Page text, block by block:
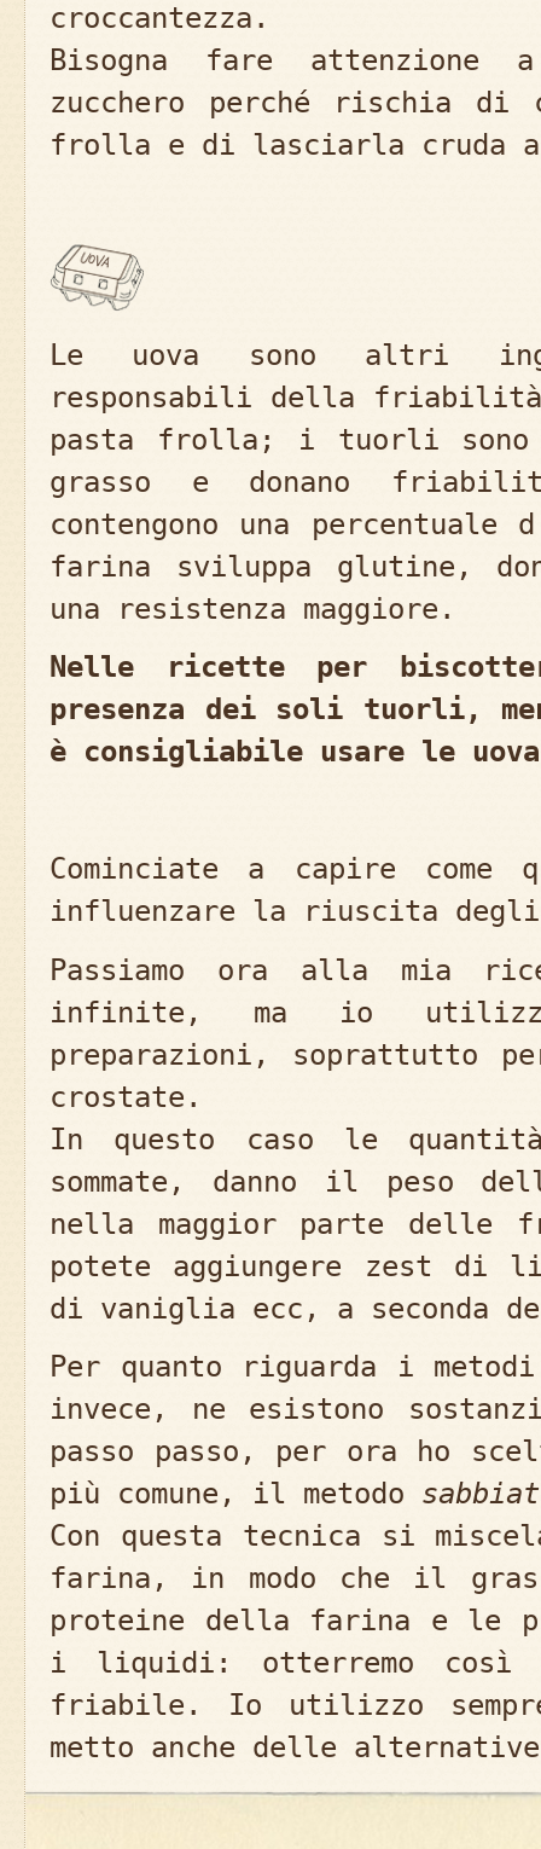
croccantezza.
Bisogna fare attenzione
zucchero perché rischia di
frolla e di lasciarla cruda
Le uova sono altri
responsabili della
pasta frolla; i tuorli sono
grasso e donano
contengono una percentuale
farina sviluppa glutine,
una resistenza maggiore.
Nelle ricette per
presenza dei soli tuorli,
è consigliabile usare le
Cominciate a capire come
influenzare la riuscita degli
Passiamo ora alla mia
infinite, ma io
preparazioni, soprattutto
crostate.
In questo caso le
sommate, danno il peso
nella maggior parte delle
potete aggiungere zest di
di vaniglia ecc, a seconda
Per quanto riguarda i
invece, ne esistono
passo passo, per ora ho
più comune, il metodo
Con questa tecnica si
farina, in modo che il
proteine della farina e le
i liquidi: otterremo così
friabile. Io utilizzo
metto anche delle